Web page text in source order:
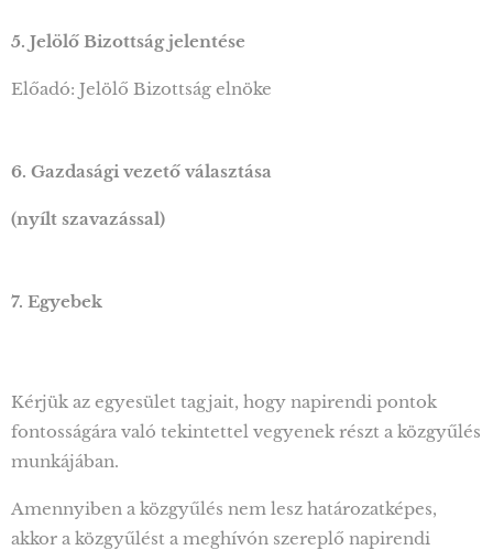
5. Jelölő Bizottság jelentése
Előadó: Jelölő Bizottság elnöke
6. Gazdasági vezető választása
(nyílt szavazással)
7. Egyebek
Kérjük az egyesület tagjait, hogy napirendi pontok
fontosságára való tekintettel vegyenek részt a közgyűlés
munkájában.
Amennyiben a közgyűlés nem lesz határozatképes,
akkor a közgyűlést a meghívón szereplő napirendi